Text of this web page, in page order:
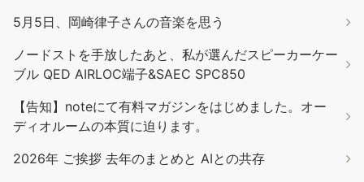
5月5日、岡崎律子さんの音楽を思う
ノードストを手放したあと、私が選んだスピーカーケー
ブル QED AIRLOC端子&SAEC SPC850
【告知】noteにて有料マガジンをはじめました。オー
ディオルームの本質に迫ります。
2026年 ご挨拶 去年のまとめと AIとの共存